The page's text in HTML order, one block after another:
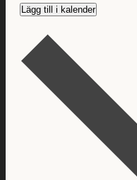
Lägg till i kalender